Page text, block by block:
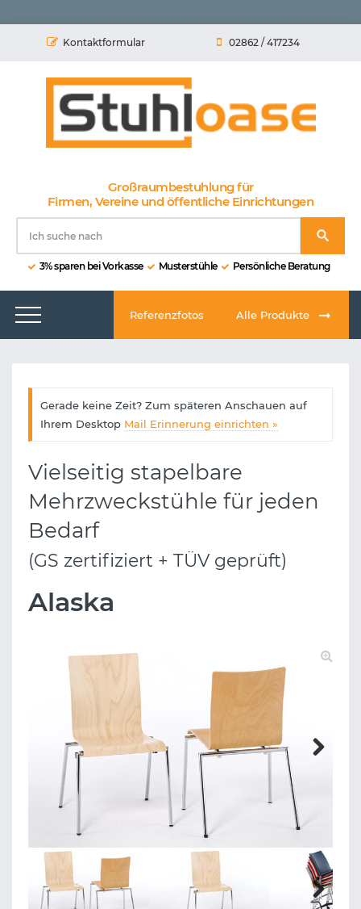
Kontaktformular 02862 / 417234
Großraumbestuhlung für
Firmen, Vereine und öffentliche Einrichtungen
3% sparen bei Vorkasse Musterstühle Persönliche Beratung
Referenzfotos Alle Produkte
Gerade keine Zeit? Zum späteren Anschauen auf
Ihrem Desktop Mail Erinnerung einrichten »
Vielseitig stapelbare
Mehrzweckstühle für jeden
Bedarf
(GS zertifiziert + TÜV geprüft)
Alaska